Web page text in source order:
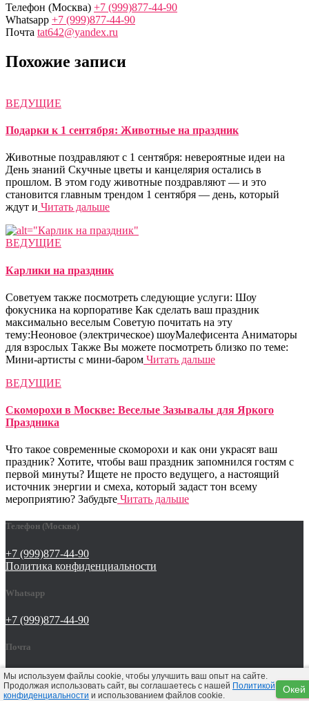
Телефон (Москва) +7 (999)877-44-90
Whatsapp +7 (999)877-44-90
Почта tat642@yandex.ru
Похожие записи
ВЕДУЩИЕ
Подарки к 1 сентября: Животные на праздник
Животные поздравляют с 1 сентября: невероятные идеи на
День знаний Скучные цветы и канцелярия остались в
прошлом. В этом году животные поздравляют — и это
становится главным трендом 1 сентября — день, который
ждут и Читать дальше
ВЕДУЩИЕ
Карлики на праздник
Советуем также посмотреть следующие услуги: Шоу
фокусника на корпоративе Как сделать ваш праздник
максимально веселым Советую почитать на эту
тему:Неоновое (электрическое) шоуМалефисента Аниматоры
для взрослых Также Вы можете посмотреть близко по теме:
Мини-артисты с мини-баром Читать дальше
ВЕДУЩИЕ
Скоморохи в Москве: Веселые Зазывалы для Яркого
Праздника
Что такое современные скоморохи и как они украсят ваш
праздник? Хотите, чтобы ваш праздник запомнился гостям с
первой минуты? Ищете не просто ведущего, а настоящий
источник энергии и смеха, который задаст тон всему
мероприятию? Забудьте Читать дальше
Телефон (Москва)
+7 (999)877-44-90
Политика конфиденциальности
Мы используем файлы cookie, чтобы улучшить ваш опыт на сайте.
Продолжая использовать сайт, вы соглашаетесь с нашей Политикой
конфиденциальности и использованием файлов cookie.
Окей
Whatsapp
+7 (999)877-44-90
Почта
tat642@yandex.ru